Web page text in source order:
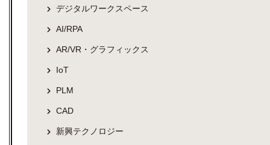
デジタルワークスペース
AI/RPA
AR/VR・グラフィックス
IoT
PLM
CAD
新興テクノロジー